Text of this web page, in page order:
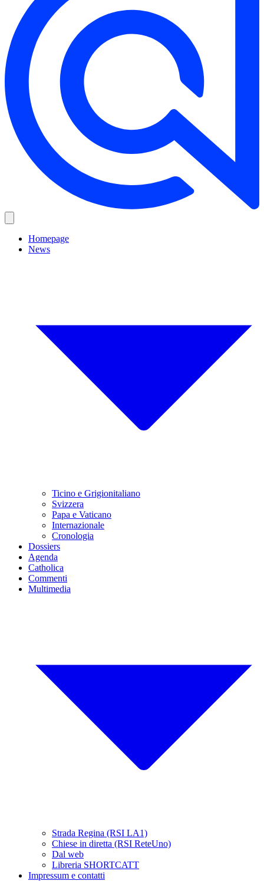
Homepage
News
Ticino e Grigionitaliano
Svizzera
Papa e Vaticano
Internazionale
Cronologia
Dossiers
Agenda
Catholica
Commenti
Multimedia
Strada Regina (RSI LA1)
Chiese in diretta (RSI ReteUno)
Dal web
Libreria SHORTCATT
Impressum e contatti